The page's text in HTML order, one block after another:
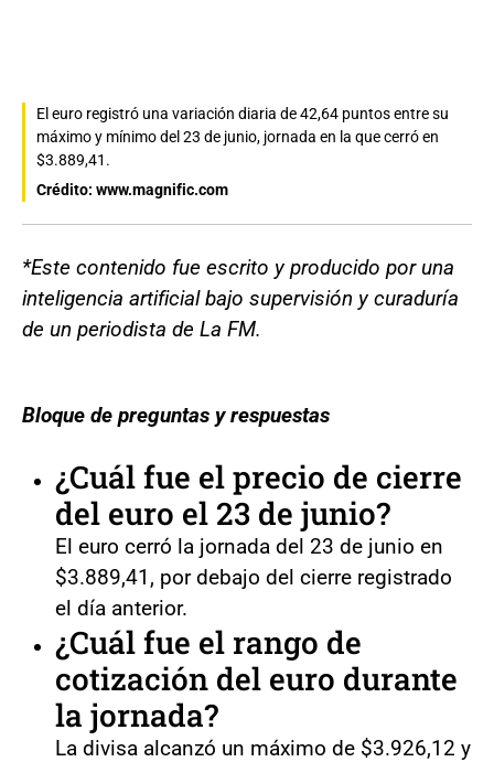
El euro registró una variación diaria de 42,64 puntos entre su
máximo y mínimo del 23 de junio, jornada en la que cerró en
$3.889,41.
Crédito: www.magnific.com
*Este contenido fue escrito y producido por una
inteligencia artificial bajo supervisión y curaduría
de un periodista de La FM.
Bloque de preguntas y respuestas
¿Cuál fue el precio de cierre
del euro el 23 de junio?
El euro cerró la jornada del 23 de junio en
$3.889,41, por debajo del cierre registrado
el día anterior.
¿Cuál fue el rango de
cotización del euro durante
la jornada?
La divisa alcanzó un máximo de $3.926,12 y